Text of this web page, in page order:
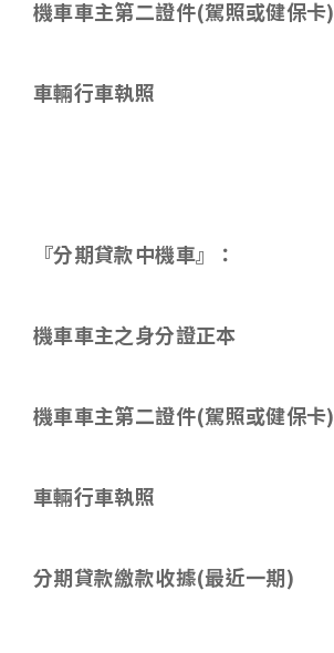
機車車主第二證件(駕照或健保卡)
車輛行車執照
『分期貸款中機車』：
機車車主之身分證正本
機車車主第二證件(駕照或健保卡)
車輛行車執照
分期貸款繳款收據(最近一期)